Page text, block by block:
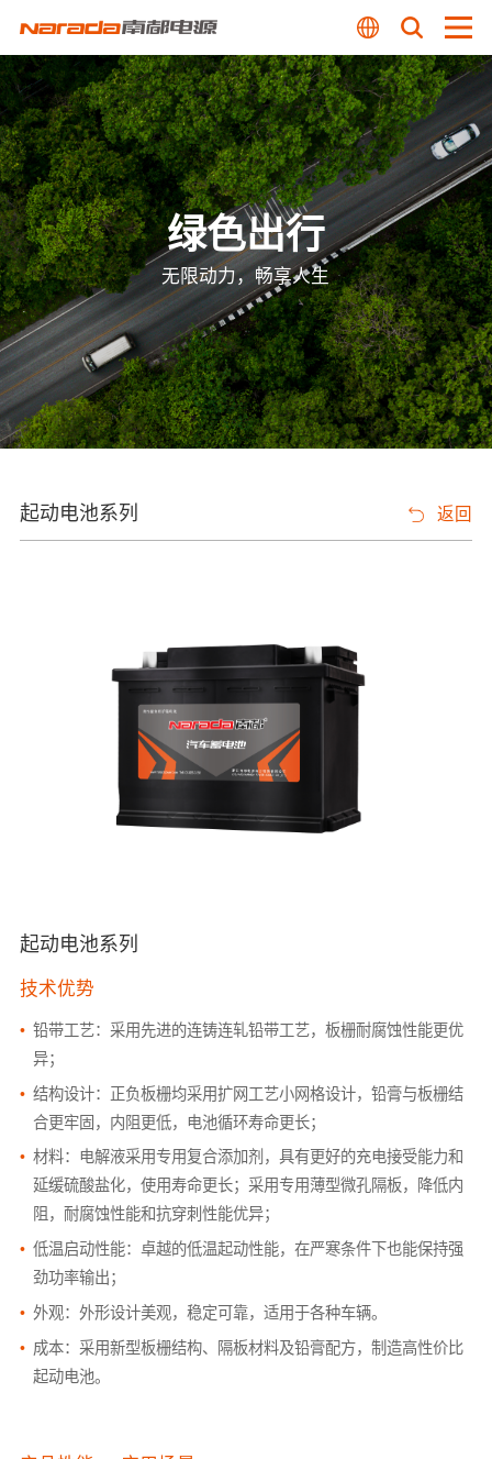
绿色出行
无限动力，畅享人生
起动电池系列 返回
起动电池系列
技术优势
• 铅带工艺：采用先进的连铸连轧铅带工艺，板栅耐腐蚀性能更优
异；
• 结构设计：正负板栅均采用扩网工艺小网格设计，铅膏与板栅结
合更牢固，内阻更低，电池循环寿命更长；
• 材料：电解液采用专用复合添加剂，具有更好的充电接受能力和
延缓硫酸盐化，使用寿命更长；采用专用薄型微孔隔板，降低内
阻，耐腐蚀性能和抗穿刺性能优异；
• 低温启动性能：卓越的低温起动性能，在严寒条件下也能保持强
劲功率输出；
• 外观：外形设计美观，稳定可靠，适用于各种车辆。
• 成本：采用新型板栅结构、隔板材料及铅膏配方，制造高性价比
起动电池。